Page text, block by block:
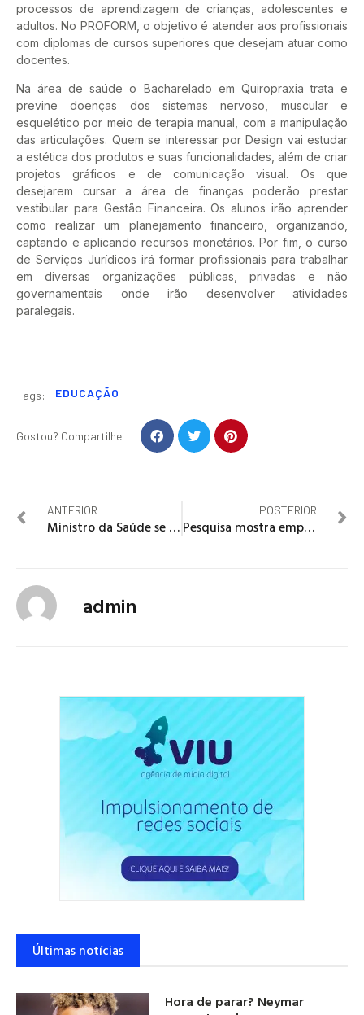
processos de aprendizagem de crianças, adolescentes e
adultos. No PROFORM, o objetivo é atender aos profissionais
com diplomas de cursos superiores que desejam atuar como
docentes.
Na área de saúde o Bacharelado em Quiropraxia trata e
previne doenças dos sistemas nervoso, muscular e
esquelético por meio de terapia manual, com a manipulação
das articulações. Quem se interessar por Design vai estudar
a estética dos produtos e suas funcionalidades, além de criar
projetos gráficos e de comunicação visual. Os que
desejarem cursar a área de finanças poderão prestar
vestibular para Gestão Financeira. Os alunos irão aprender
como realizar um planejamento financeiro, organizando,
captando e aplicando recursos monetários. Por fim, o curso
de Serviços Jurídicos irá formar profissionais para trabalhar
em diversas organizações públicas, privadas e não
governamentais onde irão desenvolver atividades
paralegais.
Tags: EDUCAÇÃO
Gostou? Compartilhe!
ANTERIOR
Ministro da Saúde se diz animado com projeto que muda regras dos planos de saúde
POSTERIOR
Pesquisa mostra empate técnico no segundo turno presidencial do Chile
admin
Últimas notícias
Hora de parar? Neymar